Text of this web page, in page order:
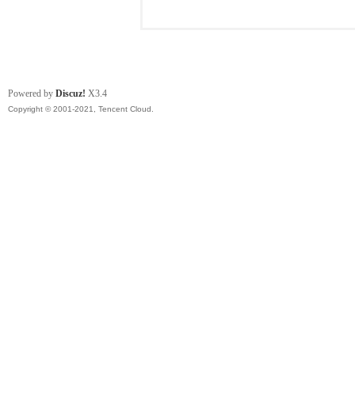
Powered by Discuz! X3.4
Copyright © 2001-2021, Tencent Cloud.